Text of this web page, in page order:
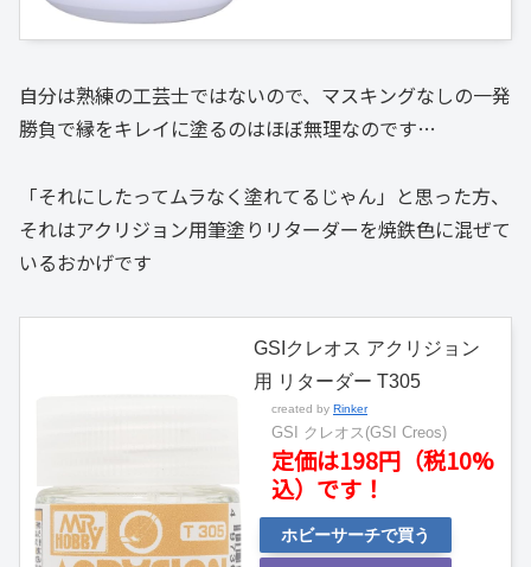
自分は熟練の工芸士ではないので、マスキングなしの一発
勝負で縁をキレイに塗るのはほぼ無理なのです…
「それにしたってムラなく塗れてるじゃん」と思った方、
それはアクリジョン用筆塗りリターダーを焼鉄色に混ぜて
いるおかげです
GSIクレオス アクリジョン
用 リターダー T305
created by Rinker
GSI クレオス(GSI Creos)
定価は198円（税10%
込）です！
ホビーサーチで買う